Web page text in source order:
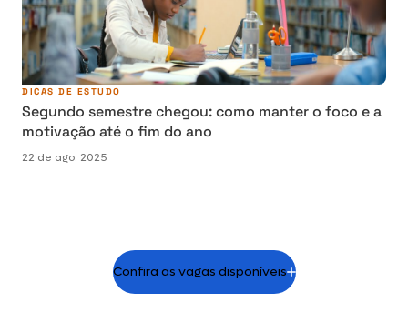
DICAS DE ESTUDO
Segundo semestre chegou: como manter o foco e a
motivação até o fim do ano
22 de ago. 2025
Confira as vagas disponíveis